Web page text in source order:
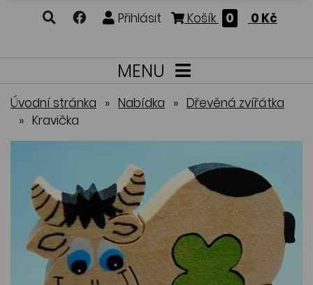
Přihlásit Košík 0 0 Kč
MENU
Úvodní stránka » Nabídka » Dřevěná zvířátka
» Kravička